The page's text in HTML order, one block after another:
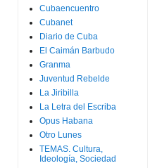
Cubaencuentro
Cubanet
Diario de Cuba
El Caimán Barbudo
Granma
Juventud Rebelde
La Jiribilla
La Letra del Escriba
Opus Habana
Otro Lunes
TEMAS. Cultura,
Ideología, Sociedad